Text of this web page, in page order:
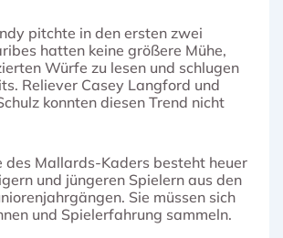
pitchte in den ersten zwei
hatten keine größere Mühe,
Würfe zu lesen und schlugen
Reliever Casey Langford und
konnten diesen Trend nicht
des Mallards-Kaders besteht heuer
und jüngeren Spielern aus den
Sie müssen sich
und Spielerfahrung sammeln.